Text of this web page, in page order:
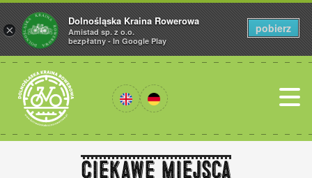
Ciekawe miejsca
×
Dolnośląska Kraina Rowerowa
Amistad sp. z o.o.
bezpłatny - In Google Play
pobierz